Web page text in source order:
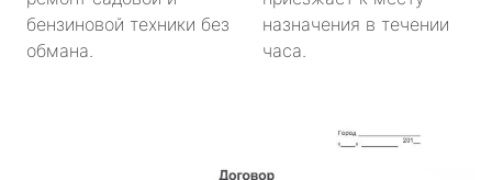
бензиновой техники без
обмана.
назначения в течении
часа.